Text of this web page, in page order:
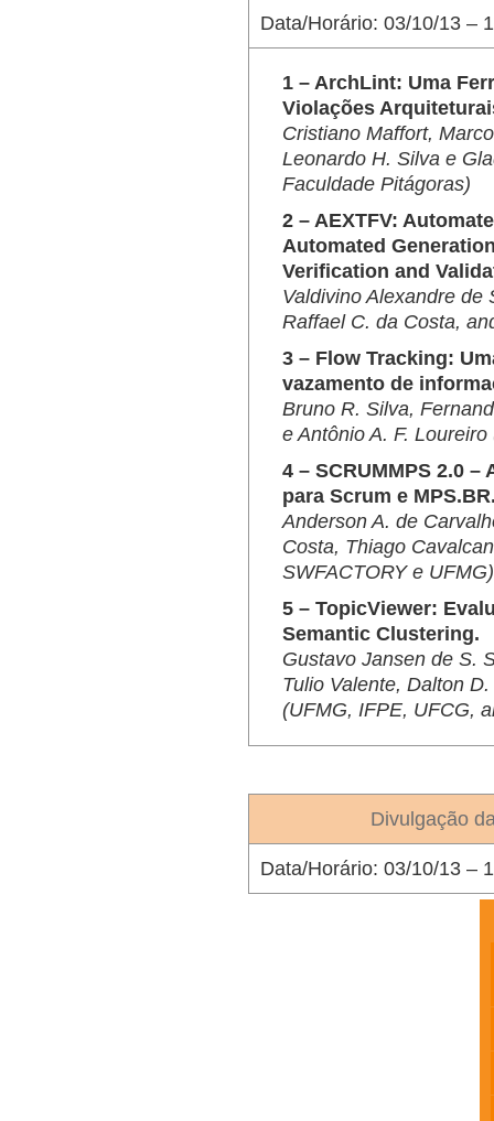
Data/Horário: 03/10/13 –
1 – ArchLint: Uma
Violações
Cristiano Maffort,
Leonardo H. Silva e
Faculdade Pitágoras)
2 – AEXTFV:
Automated
Verification and
Valdivino Alexandre de
Raffael C. da Costa,
3 – Flow Tracking:
vazamento de
Bruno R. Silva,
e Antônio A. F. Loureiro
4 – SCRUMMPS 2.0
para Scrum e
Anderson A. de
Costa, Thiago
SWFACTORY e UFMG)
5 – TopicViewer:
Semantic Clustering.
Gustavo Jansen de S.
Tulio Valente, Dalton
(UFMG, IFPE, UFCG,
Divulgação
Data/Horário: 03/10/13 –